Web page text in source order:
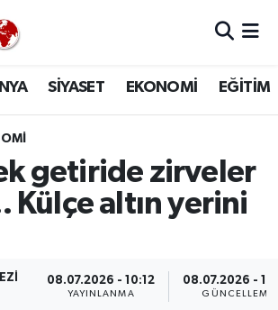
SİYASET EKONOMİ EĞİTİM
getiride zirveler
Külçe altın yerini
08.07.2026 - 10:12
YAYINLANMA
08.07.2026 -
GÜNCELLEME
Durumu ve Fikstür